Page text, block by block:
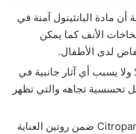
أن مادة البانثينول آمنة في
الأنف كما يمكن
لدى الأطفال.
ولا يسبب أي آثار جانبية في
تحسسية تجاهه والتي تظهر
يمكن لأي شخص استخدام Citropanthen ضمن روتين العناية